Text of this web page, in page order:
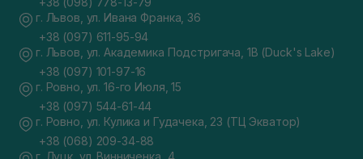
г. Львов, ул. Ивана Франка, 36
+38 (097) 611-95-94
г. Львов, ул. Академика Подстригача, 1В (Duck's Lake)
+38 (097) 101-97-16
г. Ровно, ул. 16-го Июля, 15
+38 (097) 544-61-44
г. Ровно, ул. Кулика и Гудачека, 23 (ТЦ Экватор)
+38 (068) 209-34-88
г. Луцк, ул. Винниченка, 4